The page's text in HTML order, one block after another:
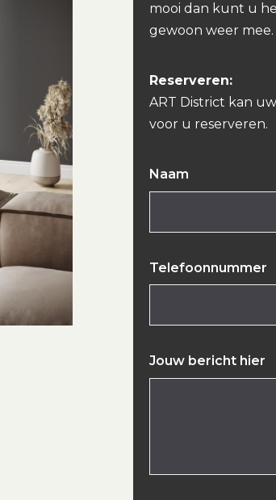
mooi dan kunt u
gewoon weer mee.
Reserveren:
ART District kan
voor u reserveren.
Naam
Telefoonnummer
Jouw bericht hier